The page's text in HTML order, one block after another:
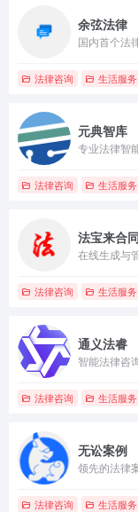
余弦法律
国内首个法
法律咨询 生活服务
元典智库
专业法律智
法律咨询 生活服务
法宝来合同
在线生成与
法律咨询 生活服务
通义法睿
智能法律咨
法律咨询 生活服务
无讼案例
领先的法律
法律咨询 生活服务